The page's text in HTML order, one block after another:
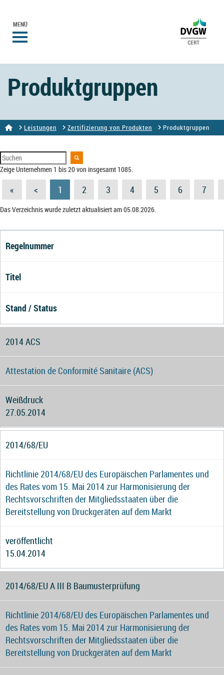
MENÜ
Produktgruppen
Leistungen Zertifizierung von Produkten Produktgruppen
Zeige Unternehmen 1 bis 20 von insgesamt 1085.
« < 1 2 3 4 5 6 7
Das Verzeichnis wurde zuletzt aktualisiert am 05.08.2026.
Regelnummer
Titel
Stand / Status
2014 ACS
Attestation de Conformité Sanitaire (ACS)
Weißdruck
27.05.2014
2014/68/EU
Richtlinie 2014/68/EU des Europäischen Parlamentes und
des Rates vom 15. Mai 2014 zur Harmonisierung der
Rechtsvorschriften der Mitgliedsstaaten über die
Bereitstellung von Druckgeräten auf dem Markt
veröffentlicht
15.04.2014
2014/68/EU A III B Baumusterprüfung
Richtlinie 2014/68/EU des Europäischen Parlamentes und
des Rates vom 15. Mai 2014 zur Harmonisierung der
Rechtsvorschriften der Mitgliedsstaaten über die
Bereitstellung von Druckgeräten auf dem Markt